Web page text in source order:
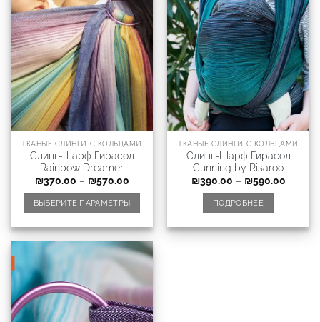
ТКАНЫЕ СЛИНГИ С КОЛЬЦАМИ
Слинг-Шарф Гирасол
Rainbow Dreamer
₪370.00 – ₪570.00
ВЫБЕРИТЕ ПАРАМЕТРЫ
ТКАНЫЕ СЛИНГИ С КОЛЬЦАМИ
Слинг-Шарф Гирасол
Cunning by Risaroo
₪390.00 – ₪590.00
ПОДРОБНЕЕ